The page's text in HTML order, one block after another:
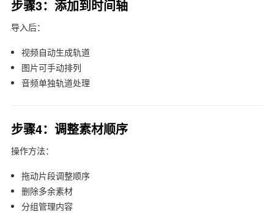
步骤3：添加到时间轴
导入后：
视频自动生成轨道
图片可手动排列
音频单独轨道处理
步骤4：调整素材顺序
操作方法：
拖动片段调整顺序
删除多余素材
分组管理内容